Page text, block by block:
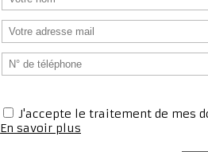
J'accepte le traitement de mes
En savoir plus